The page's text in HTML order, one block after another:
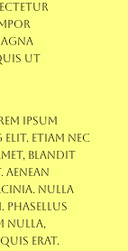
ut
ipsum
Etiam nec
blandit
Nulla
Phasellus
nulla,
erat.